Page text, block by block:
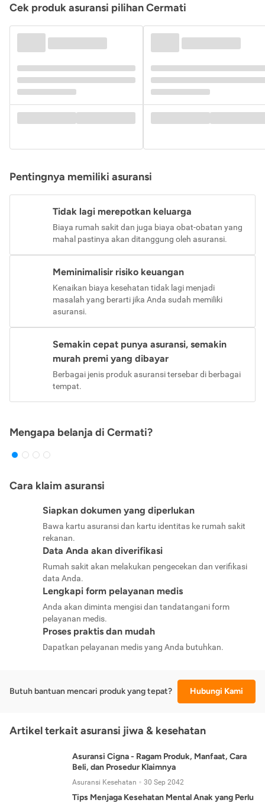
Cek produk asuransi pilihan Cermati
Pentingnya memiliki asuransi
Tidak lagi merepotkan keluarga
Biaya rumah sakit dan juga biaya obat-obatan yang
mahal pastinya akan ditanggung oleh asuransi.
Meminimalisir risiko keuangan
Kenaikan biaya kesehatan tidak lagi menjadi
masalah yang berarti jika Anda sudah memiliki
asuransi.
Semakin cepat punya asuransi, semakin
murah premi yang dibayar
Berbagai jenis produk asuransi tersebar di berbagai
tempat.
Mengapa belanja di Cermati?
Cara klaim asuransi
Siapkan dokumen yang diperlukan
Bawa kartu asuransi dan kartu identitas ke rumah sakit
rekanan.
Data Anda akan diverifikasi
Rumah sakit akan melakukan pengecekan dan verifikasi
data Anda.
Lengkapi form pelayanan medis
Anda akan diminta mengisi dan tandatangani form
pelayanan medis.
Proses praktis dan mudah
Dapatkan pelayanan medis yang Anda butuhkan.
Butuh bantuan mencari produk yang tepat? Hubungi Kami
Artikel terkait asuransi jiwa & kesehatan
Asuransi Cigna - Ragam Produk, Manfaat, Cara
Beli, dan Prosedur Klaimnya
Asuransi Kesehatan 30 Sep 2042
Tips Menjaga Kesehatan Mental Anak yang Perlu